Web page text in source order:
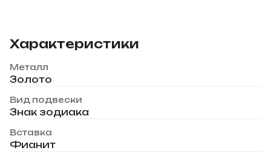
Характеристики
Металл
Золото
Вид подвески
Знак зодиака
Вставка
Фианит